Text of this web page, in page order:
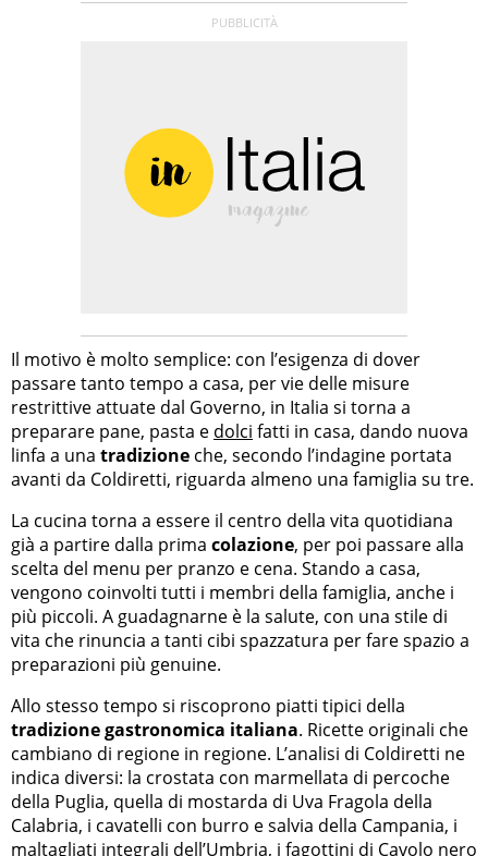
Il motivo è molto semplice: con l’esigenza di dover
passare tanto tempo a casa, per vie delle misure
restrittive attuate dal Governo, in Italia si torna a
preparare pane, pasta e dolci fatti in casa, dando nuova
linfa a una tradizione che, secondo l’indagine portata
avanti da Coldiretti, riguarda almeno una famiglia su tre.
La cucina torna a essere il centro della vita quotidiana
già a partire dalla prima colazione, per poi passare alla
scelta del menu per pranzo e cena. Stando a casa,
vengono coinvolti tutti i membri della famiglia, anche i
più piccoli. A guadagnarne è la salute, con una stile di
vita che rinuncia a tanti cibi spazzatura per fare spazio a
preparazioni più genuine.
Allo stesso tempo si riscoprono piatti tipici della
tradizione gastronomica italiana. Ricette originali che
cambiano di regione in regione. L’analisi di Coldiretti ne
indica diversi: la crostata con marmellata di percoche
della Puglia, quella di mostarda di Uva Fragola della
Calabria, i cavatelli con burro e salvia della Campania, i
maltagliati integrali dell’Umbria, i fagottini di Cavolo nero